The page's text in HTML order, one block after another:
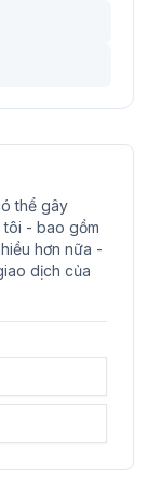
thể gây
tôi - bao gồm
hơn nữa -
dịch của